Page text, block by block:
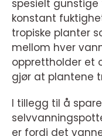
spesielt
konstant
tropiske planter
mellom hver
opprettholder et
gjør at plantene
I tillegg til å
er fordi det